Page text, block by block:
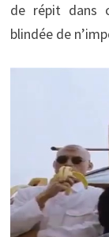
de répit dans
blindée de